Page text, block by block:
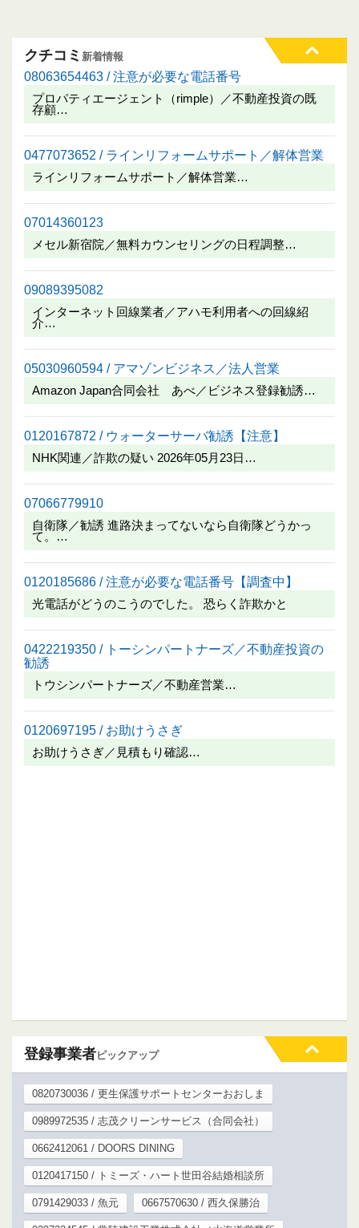
クチコミ 新着情報
08063654463 / 注意が必要な電話番号
プロパティエージェント（rimple）／不動産投資の既
存顧…
0477073652 / ラインリフォームサポート／解体営業
ラインリフォームサポート／解体営業…
07014360123
メセル新宿院／無料カウンセリングの日程調整…
09089395082
インターネット回線業者／アハモ利用者への回線紹
介…
05030960594 / アマゾンビジネス／法人営業
Amazon Japan合同会社 あべ／ビジネス登録勧誘…
0120167872 / ウォーターサーバ勧誘【注意】
NHK関連／詐欺の疑い 2026年05月23日…
07066779910
自衛隊／勧誘 進路決まってないなら自衛隊どうかっ
て。…
0120185686 / 注意が必要な電話番号【調査中】
光電話がどうのこうのでした。 恐らく詐欺かと
0422219350 / トーシンパートナーズ／不動産投資の
勧誘
トウシンパートナーズ／不動産営業…
0120697195 / お助けうさぎ
お助けうさぎ／見積もり確認…
登録事業者ピックアップ
0820730036 / 更生保護サポートセンターおおしま
0989972535 / 志茂クリーンサービス（合同会社）
0662412061 / DOORS DINING
0120417150 / トミーズ・ハート世田谷結婚相談所
0791429033 / 魚元 0667570630 / 西久保勝治